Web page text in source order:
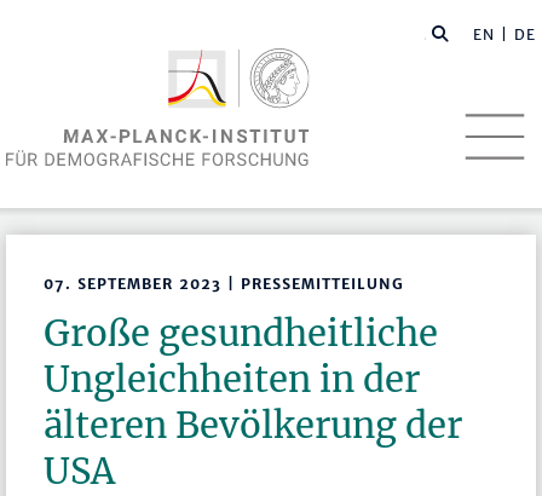
EN | DE
07. SEPTEMBER 2023 | PRESSEMITTEILUNG
Große gesundheitliche
Ungleichheiten in der
älteren Bevölkerung der
USA